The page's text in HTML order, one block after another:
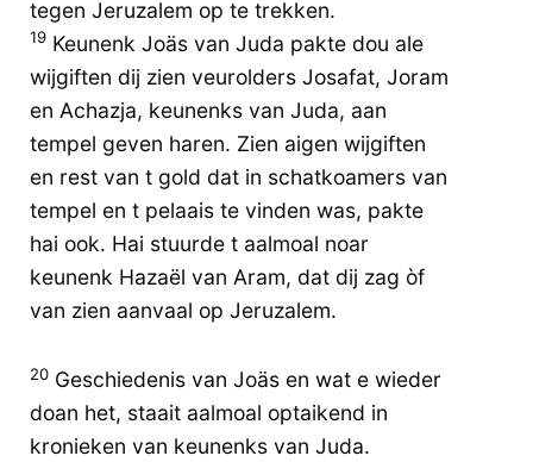
tegen Jeruzalem op te trekken.
19 Keunenk Joäs van Juda pakte dou ale
wijgiften dij zien veurolders Josafat, Joram
en Achazja, keunenks van Juda, aan
tempel geven haren. Zien aigen wijgiften
en rest van t gold dat in schatkoamers van
tempel en t pelaais te vinden was, pakte
hai ook. Hai stuurde t aalmoal noar
keunenk Hazaël van Aram, dat dij zag òf
van zien aanvaal op Jeruzalem.
20 Geschiedenis van Joäs en wat e wieder
doan het, staait aalmoal optaikend in
kronieken van keunenks van Juda.